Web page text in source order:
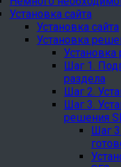
Установка сайта
Установка сайта
Установка
Шаг 1.
раздела
Шаг 2.
Шаг 3.
решения
Шаг